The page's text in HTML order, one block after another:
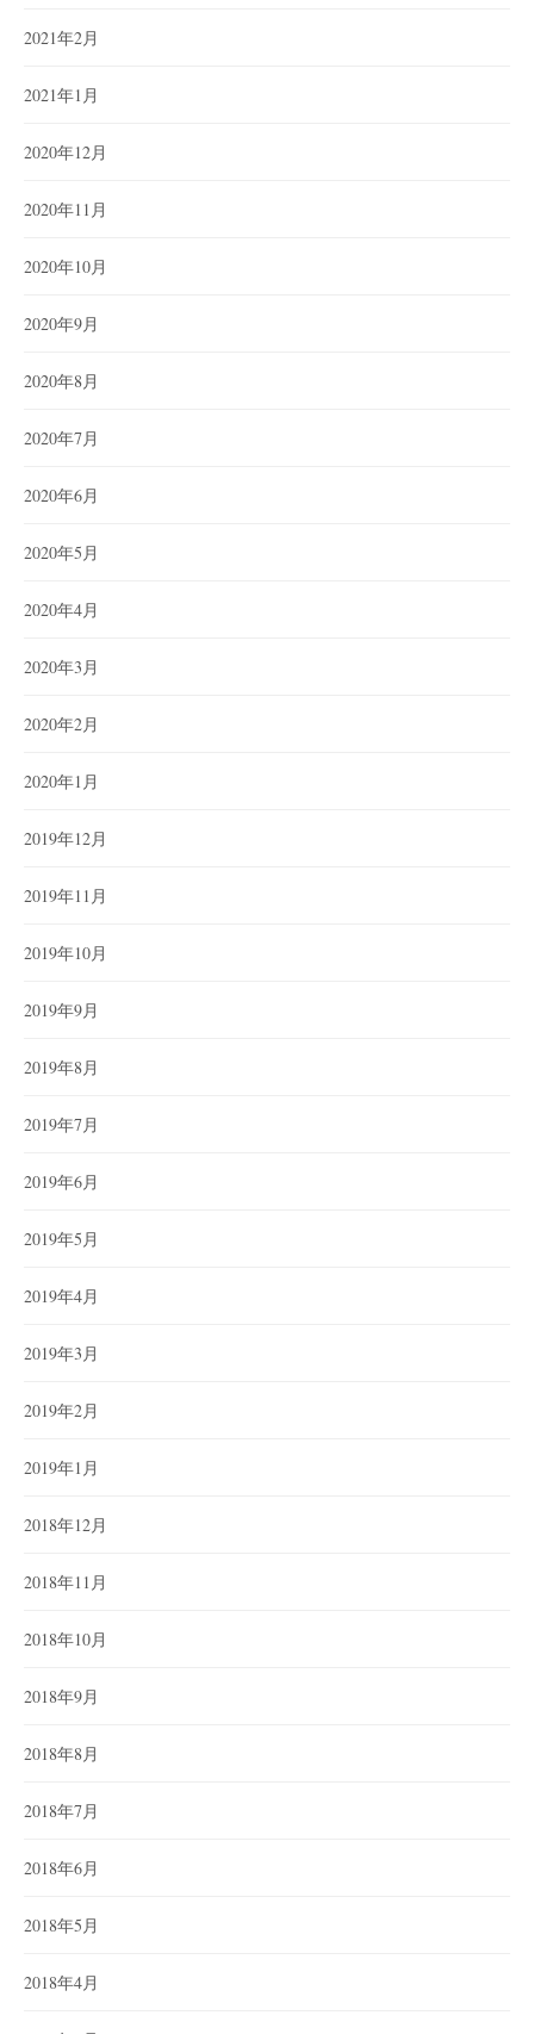
2021年2月
2021年1月
2020年12月
2020年11月
2020年10月
2020年9月
2020年8月
2020年7月
2020年6月
2020年5月
2020年4月
2020年3月
2020年2月
2020年1月
2019年12月
2019年11月
2019年10月
2019年9月
2019年8月
2019年7月
2019年6月
2019年5月
2019年4月
2019年3月
2019年2月
2019年1月
2018年12月
2018年11月
2018年10月
2018年9月
2018年8月
2018年7月
2018年6月
2018年5月
2018年4月